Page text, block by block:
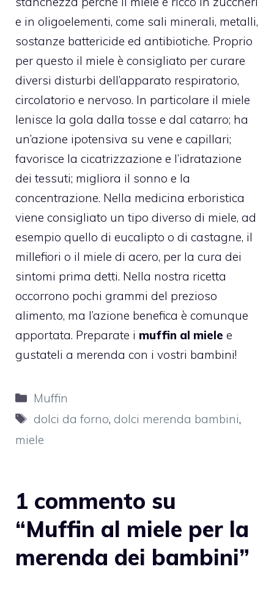
e in oligoelementi, come sali minerali, metalli,
sostanze battericide ed antibiotiche. Proprio
per questo il miele è consigliato per curare
diversi disturbi dell’apparato respiratorio,
circolatorio e nervoso. In particolare il miele
lenisce la gola dalla tosse e dal catarro; ha
un’azione ipotensiva su vene e capillari;
favorisce la cicatrizzazione e l’idratazione
dei tessuti; migliora il sonno e la
concentrazione. Nella medicina erboristica
viene consigliato un tipo diverso di miele, ad
esempio quello di eucalipto o di castagne, il
millefiori o il miele di acero, per la cura dei
sintomi prima detti. Nella nostra ricetta
occorrono pochi grammi del prezioso
alimento, ma l’azione benefica è comunque
apportata. Preparate i muffin al miele e
gustateli a merenda con i vostri bambini!
Categorie
Muffin
Tag
dolci da forno, dolci merenda bambini,
miele
1 commento su
“Muffin al miele per la
merenda dei bambini”